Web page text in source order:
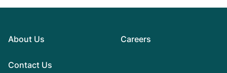
About Us
Contact Us
Careers